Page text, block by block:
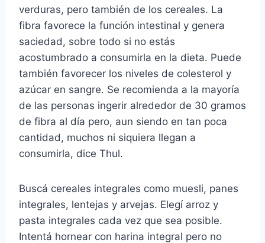
verduras, pero también de los cereales. La
fibra favorece la función intestinal y genera
saciedad, sobre todo si no estás
acostumbrado a consumirla en la dieta. Puede
también favorecer los niveles de colesterol y
azúcar en sangre. Se recomienda a la mayoría
de las personas ingerir alrededor de 30 gramos
de fibra al día pero, aun siendo en tan poca
cantidad, muchos ni siquiera llegan a
consumirla, dice Thul.
Buscá cereales integrales como muesli, panes
integrales, lentejas y arvejas. Elegí arroz y
pasta integrales cada vez que sea posible.
Intentá hornear con harina integral pero no